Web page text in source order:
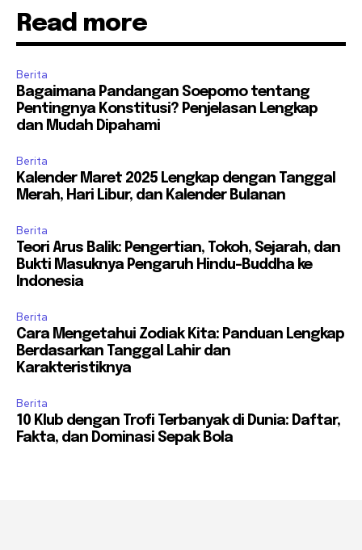
Read more
Berita
Bagaimana Pandangan Soepomo tentang
Pentingnya Konstitusi? Penjelasan Lengkap
dan Mudah Dipahami
Berita
Kalender Maret 2025 Lengkap dengan Tanggal
Merah, Hari Libur, dan Kalender Bulanan
Berita
Teori Arus Balik: Pengertian, Tokoh, Sejarah, dan
Bukti Masuknya Pengaruh Hindu-Buddha ke
Indonesia
Berita
Cara Mengetahui Zodiak Kita: Panduan Lengkap
Berdasarkan Tanggal Lahir dan
Karakteristiknya
Berita
10 Klub dengan Trofi Terbanyak di Dunia: Daftar,
Fakta, dan Dominasi Sepak Bola